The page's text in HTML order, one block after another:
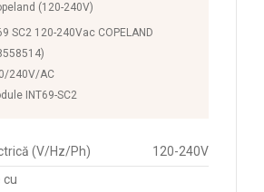
(120-240V)
SC2 120-240Vac COPELAND
240V/AC
INT69-SC2
(V/Hz/Ph)
120-240V
cu